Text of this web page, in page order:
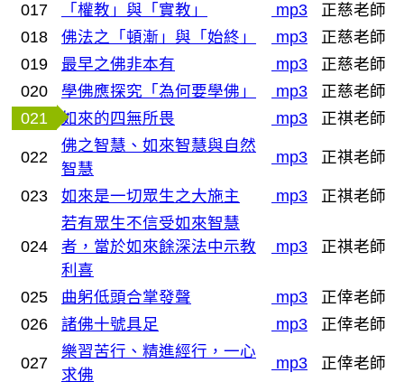
017 「權教」與「實教」 mp3
正慈老師
018
佛法之「頓漸」與「始終」 mp3
正慈老師
019
最早之佛非本有 mp3
正慈老師
020
學佛應探究「為何要學佛」 mp3
正慈老師
021
如來的四無所畏 mp3 正祺老師
022
佛之智慧、如來智慧與自然
智慧
mp3 正祺老師
023 如來是一切眾生之大施主 mp3 正祺老師
024
若有眾生不信受如來智慧
者，當於如來餘深法中示教
利喜
mp3 正祺老師
025 曲躬低頭合掌發聲 mp3
正倖老師
026
諸佛十號具足 mp3 正倖老師
027
樂習苦行、精進經行，一心
求佛
mp3 正倖老師